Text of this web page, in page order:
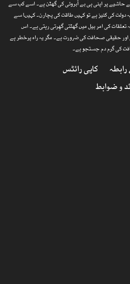
حاشیے پر اپنی ہی بے آبروئی کی گھٹن ہے۔ اسے کب سے
دولت کی کنیز ہے تو کہیں طاقت کی پچارن۔ کہیںا سے
تعلقات کی امر بیل میں گھٹتی گھِرتی رہتی ہے۔ اس
حقیقی صحافت کی ضرورت ہے۔ مگر یہ راہ پرخطر ہے
کی گرم دم جستجو ہے۔
کاپی رائٹس
و ضوابط